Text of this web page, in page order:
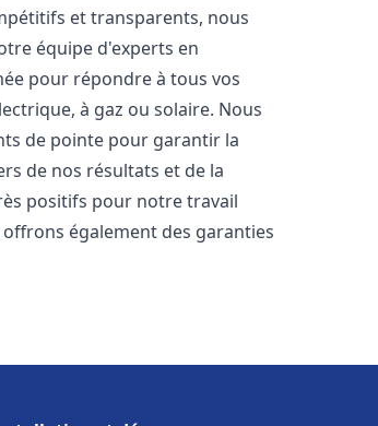
et transparents, nous
équipe d'experts en
pour répondre à tous vos
à gaz ou solaire. Nous
de pointe pour garantir la
de nos résultats et de la
positifs pour notre travail
offrons également des garanties